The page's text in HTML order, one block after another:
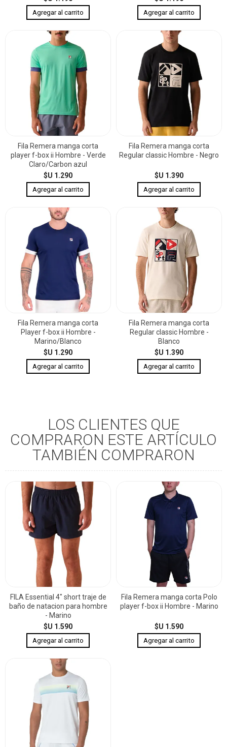
Fila Remera manga corta
player f-box ii Hombre - Verde
Claro/Carbon azul
$U 1.290
Fila Remera manga corta
Regular classic Hombre - Negro
$U 1.390
Fila Remera manga corta
Player f-box ii Hombre -
Marino/Blanco
$U 1.290
Fila Remera manga corta
Regular classic Hombre -
Blanco
$U 1.390
LOS CLIENTES QUE
COMPRARON ESTE ARTÍCULO
TAMBIÉN COMPRARON
FILA Essential 4" short traje de
baño de natacion para hombre
- Marino
$U 1.590
Fila Remera manga corta Polo
player f-box ii Hombre - Marino
$U 1.590